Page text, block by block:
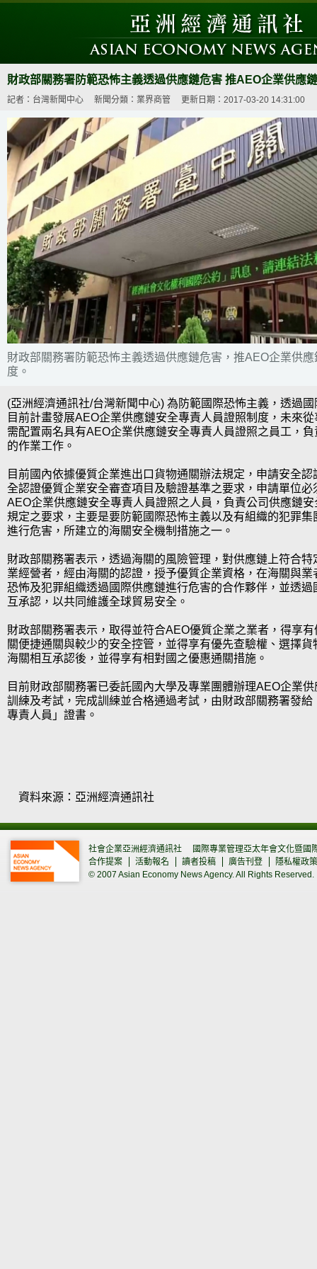
財政部關務署防範恐怖主義透過供應鏈危害 推AEO企業供應
記者：台灣新聞中心 新聞分類：業界商管 更新日期：2017-03-20 14:31:00
財政部關務署防範恐怖主義透過供應鏈危害，推AEO企業供
度。
(亞洲經濟通訊社/台灣新聞中心) 為防範國際恐怖主義，透過
目前計畫發展AEO企業供應鏈安全專責人員證照制度，未來
需配置兩名具有AEO企業供應鏈安全專責人員證照之員工，
的作業工作。
目前國內依據優質企業進出口貨物通關辦法規定，申請安全
全認證優質企業安全審查項目及驗證基準之要求，申請單位必
AEO企業供應鏈安全專責人員證照之人員，負責公司供應鏈
規定之要求，主要是要防範國際恐怖主義以及有組織的犯罪
進行危害，所建立的海關安全機制措施之一。
財政部關務署表示，透過海關的風險管理，對供應鏈上符合
業經營者，經由海關的認證，授予優質企業資格，在海關與
恐怖及犯罪組織透過國際供應鏈進行危害的合作夥伴，並透
互承認，以共同維護全球貿易安全。
財政部關務署表示，取得並符合AEO優質企業之業者，得享
關便捷通關與較少的安全控管，並得享有優先查驗權、選擇
海關相互承認後，並得享有相對國之優惠通關措施。
目前財政部關務署已委託國內大學及專業團體辦理AEO企業
訓練及考試，完成訓練並合格通過考試，由財政部關務署發
專責人員」證書。
資料來源：亞洲經濟通訊社
社會企業亞洲經濟通訊社
國際專業管理亞太年會文化暨國
合作提案
活動報名 讀者投稿 廣告刊登
隱私權政策
© 2007 Asian Economy News Agency. All Rights Reserved.